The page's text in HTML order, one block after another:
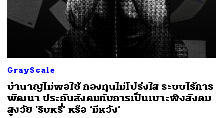
GrayScale
บำนาญไม่พอใช้ กองทุนไม่โปร่งใส ระบบไร้การ
พัฒนา ประกันสังคมกับการเป็นเบาะพิงสังคม
สูงวัย ‘ริบหรี่’ หรือ ‘มีหวัง’